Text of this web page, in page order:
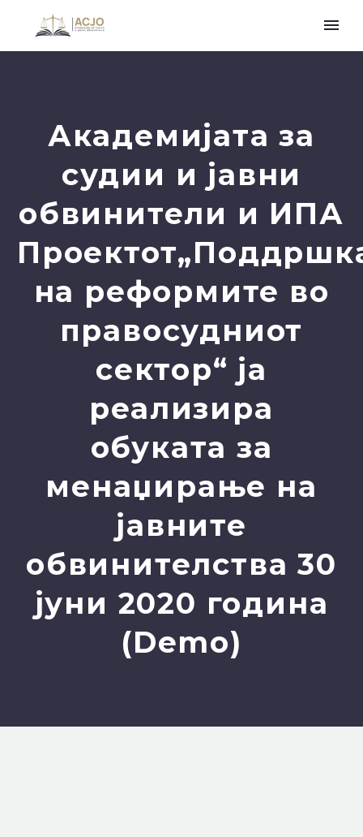
Академијата за
судии и јавни
обвинители и ИПА
на реформите во
правосудниот
сектор“ ја
реализира
обуката за
менаџирање на
јавните
обвинителства 30
јуни 2020 година
(Demo)